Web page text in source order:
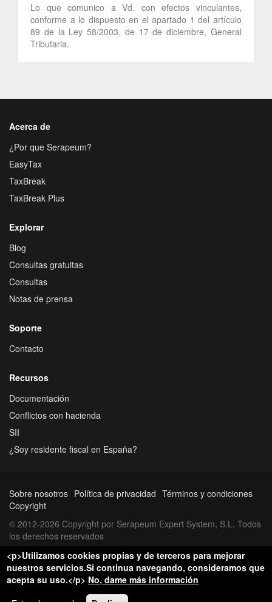
Lo que comunico a Vd. con efectos vinculantes,
conforme a lo dispuesto en el apartado 1 del artículo
89 de la Ley 58/2003, de 17 de diciembre, General
Tributaria.
Acerca de
¿Por que Serapeum?
EasyTax
TaxBreak
TaxBreak Plus
Explorar
Blog
Consultas gratuitas
Consultas
Notas de prensa
Soporte
Contacto
Recursos
Documentación
Conflictos con hacienda
SII
¿Soy residente fiscal en España?
Sobre nosotros Política de privacidad Términos y condiciones
Copyright
© 2012-2026 Copyright por Serapeum Expert System, S.L. Todos
los derechos reservados
<p>Utilizamos cookies propias y de terceros para mejorar
nuestros servicios.Si continua navegando, consideramos que
acepta su uso.</p> No, dame más información